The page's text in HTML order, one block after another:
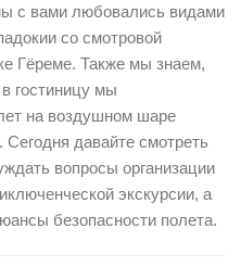
с вами любовались видами
со смотровой
Гёреме. Также мы знаем,
гостиницу мы
на воздушном шаре
давайте смотреть
вопросы организации
экскурсии, а
безопасности полета.